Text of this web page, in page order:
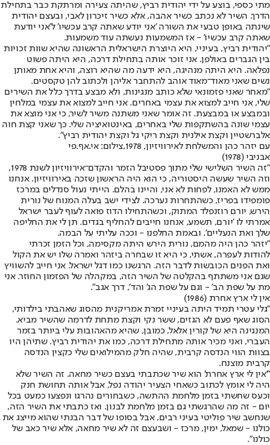
מתי כספי, בוצע על ידי יהודית רביץ, שהיתה צעירה ומרתקת כבר בתחילת
הדרך. השיר לא נכתב כשיר אהבה, אלא כשיר זיכרון לאבי, ובעצם יהודית
שינתה באופן טבעי את השורה 'אני יודע שאתה קרב עכשיו' ל'אני יודעת
שאתה קרב עכשיו' - אז המשמעות נעשתה עוד משמעות.
"יהודית רביץ, בעיניי, היא היוצרת הישראלית הראשונה שהיא שוות זכויות
בין הגברים באולפן. אני זוכר אותה בתחילת דרכה, היא היתה פשוט
נפלאה. היא היתה מנהיגה, היא ידעה מה שהיא רוצה, והיא אחת מאותן
נשים שאני מאוד־מאוד אוהב להתחבר אליהן ולכתוב להן טקסטים.
"מאחר שאני פזמונאי שלא כותב מנגינות, ולא מבצע בדרך כלל את השירים
שלי, אני חייב למצוא את עצמי באחרים. אני חייב למצוא את עצמי במלחין
ובמבצע או במבצעת. זה אומר שאני משתנה משיר לשיר, כי אני מוצא את
עצמי שונה בהשתקפות שלי באחרים, באינטואיציה שלי. כך שאני קצת חוה
אלברשטיין וקצת אילנית וקצת ריקי גל וקצת יהודית רביץ".
עם יזהר כהן והמשלחת לאירוויזיון, 1978,צילום: אי.אף.פי
אבניבי (1978)
"זה השיר השלישי שלי מתוך פסטיבל הזמר והקדם־אירוויזיון לשנת 1978,
וזה השיר שעשה היסטוריה, כי הוא היה הראשון שזכה באירוויזיון. אנחנו
ממש לא האמנו, לפחות לא אני, והיינו בהלם. הייתי נעול סנדלים במרכז
פומפידו בפריז, כשהתחרות נערכה. לצידי ישב בעלה המנוח של נורית
הירש, יורם רוזנפלד המתוק, וכשהתחילו הדוז פואה לעוף לעבר ישראל
אמרתי לו 'יורם, תשמע, אנחנו חייבים להחליף בגדים. תן לי את החליפה
שלך ואת הנעליים'. ובאמת החלפנו - וככה עליתי על הבמה.
"יזהר כהן היה מהמם, נורית הירש היתה מקסימה, וכל הזמן זכרתי
להודות לעפרה, אשתי, כי היא זו שבחרה ביזהר ואמרה שלו יש את הקול
ואת הפנים הכובשות לדבר הזה. הרגשנו כמו דגל ישראל. אני חייב להשוויץ
שגם אני משתתף בהקלטה של השיר הזה, במקהלה של הפזמון החוזר. אני
מת על שפת הב' - וגם על שפת הג' והד', דרך אגב".
אין לי ארץ אחרת (1986)
"גלי עטרי תמיד היתה בעיניי זמרת אמריקנית מהסוג שאהבתי בילדותי,
הסוג שאף פעם לא הגזים, ששר נקי וקצת מתחת לדרמה שהשיר מביא.
המנגינה היא של קורין אלאל, כמובן, שהיא מהאהובות עלי ביותר בזמר
העברי, ואני מכיר אותה מתחילת דרכה, כמו את יהודית רביץ. שתיהן היו
בצוות הווי הנדסה קרבית, שהיה חלק מהמילואים שלי כקצין הנדסה
קרבית מוצנח.
"'אין לי ארץ אחרת' הוא שיר שכתבתי בעצם כשיר מחאה. זה השיר שלא
היה לי אומץ לכתוב כשאחי הצעיר יהודה נפל, אבל אותה תחושת חנק
וכעס שחשתי בזמן מלחמת ההתשה, כשבחורים נהרגו ונפצעו כמעט בכל
יום - זה מה שהרגשתי גם בזמן מלחמת לבנון. ואז כתבתי את השיר הזה,
שנחשב שיר פוליטי בעיני רבים, אבל בסופו של דבר הבנתי שהוא מייצג את
כולנו - שמאל, ימין, מרכז - ושבעצם זה לא שיר מחאה, אלא שיר כאב של
כולנו".